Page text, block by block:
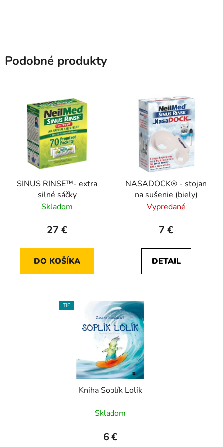
Podobné produkty
SINUS RINSE™- extra
silné sáčky
Skladom
27 €
DO KOŠÍKA
NASADOCK® - stojan
na sušenie (biely)
Vypredané
7 €
DETAIL
TIP
Kniha Soplík Lolík
Skladom
6 €